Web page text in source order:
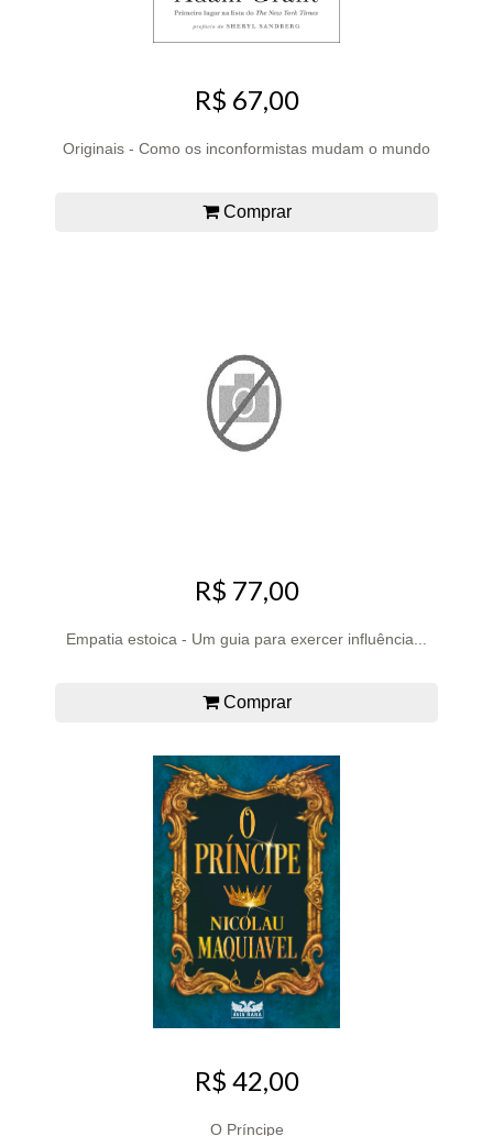
R$ 67,00
Originais - Como os inconformistas mudam o mundo
Comprar
R$ 77,00
Empatia estoica - Um guia para exercer influência...
Comprar
R$ 42,00
O Príncipe